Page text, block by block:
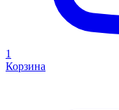
1
Корзина